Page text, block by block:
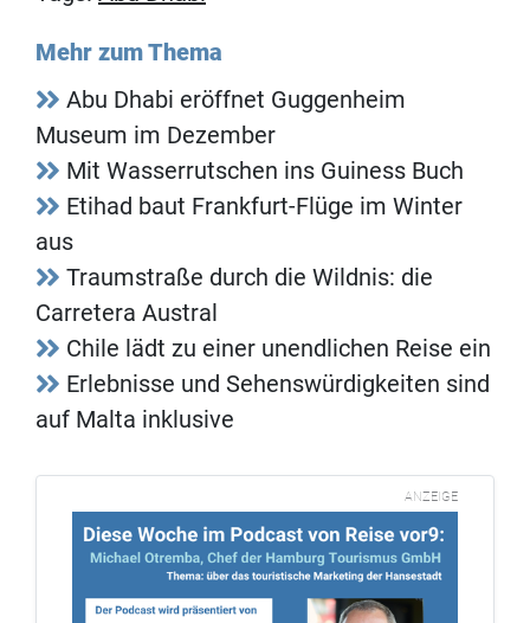
Mehr zum Thema
Abu Dhabi eröffnet Guggenheim
Museum im Dezember
Mit Wasserrutschen ins Guiness Buch
Etihad baut Frankfurt-Flüge im Winter
aus
Traumstraße durch die Wildnis: die
Carretera Austral
Chile lädt zu einer unendlichen Reise ein
Erlebnisse und Sehenswürdigkeiten sind
auf Malta inklusive
ANZEIGE